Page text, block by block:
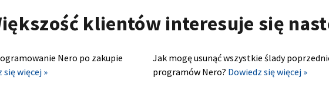
klientów interesuje się
Nero po zakupie
się więcej »
Jak mogę usunąć wszystkie ślady
programów Nero? Dowiedz się więcej »